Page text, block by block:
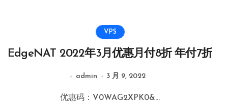
VPS
EdgeNAT 2022年3月优惠月付8折 年付7折
admin 3 月 9, 2022
优惠码：V0WAG2XPK0&...